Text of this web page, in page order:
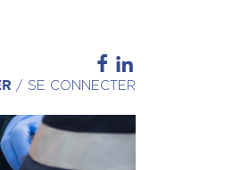
/ SE CONNECTER